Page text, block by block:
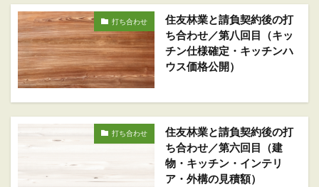
打ち合わせ
住友林業と請負契約後の打
ち合わせ／第八回目（キッ
チン仕様確定・キッチンハ
ウス価格公開）
打ち合わせ
住友林業と請負契約後の打
ち合わせ／第六回目（建
物・キッチン・インテリ
ア・外構の見積額）